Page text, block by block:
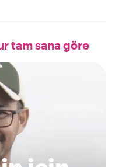
tam sana göre